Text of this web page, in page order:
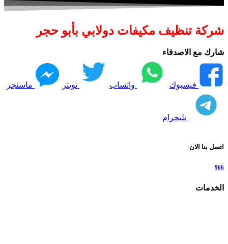
شركة تنظيف مكيفات دولابي بأبو حجر
شارك مع الاصدقاء
فيسبوك واتساب تويتر ماسنجر
تليجرام
اتصل بنا الان
966
الخدمات